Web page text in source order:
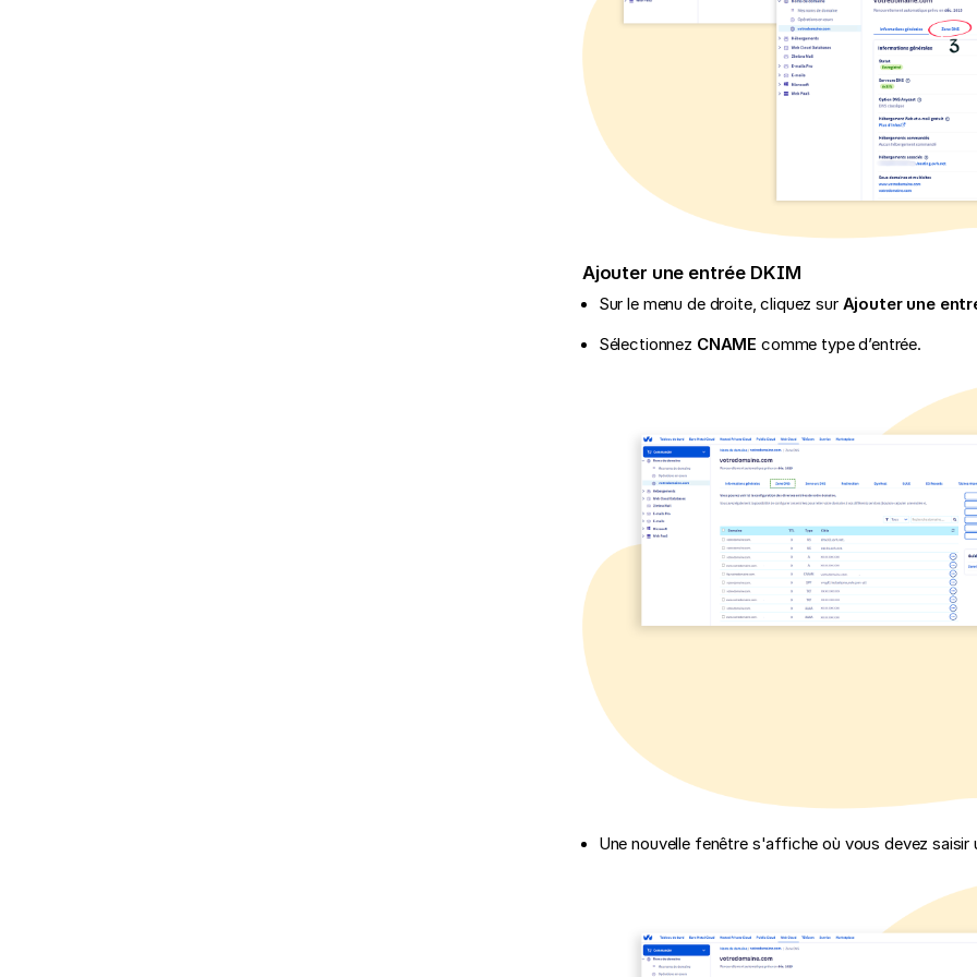
Ajouter une entrée DKIM
Sur le menu de droite, cliquez sur Ajouter une
Sélectionnez CNAME comme type d’entrée.
Une nouvelle fenêtre s'affiche où vous devez saisir